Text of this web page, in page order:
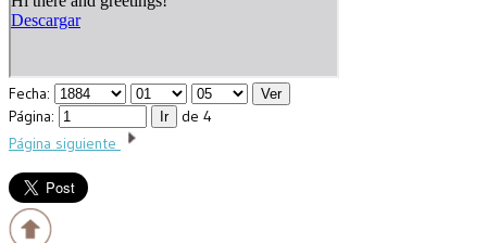
Fecha:
Página:
de 4
Página siguiente